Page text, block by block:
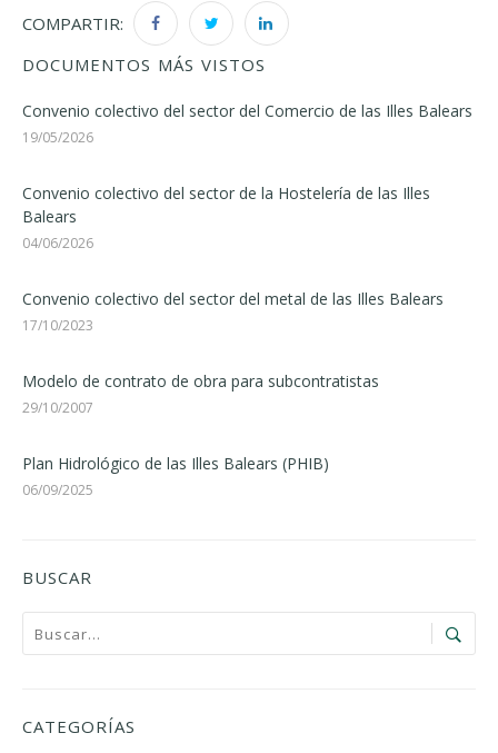
COMPARTIR:
DOCUMENTOS MÁS VISTOS
Convenio colectivo del sector del Comercio de las Illes Balears
19/05/2026
Convenio colectivo del sector de la Hostelería de las Illes
Balears
04/06/2026
Convenio colectivo del sector del metal de las Illes Balears
17/10/2023
Modelo de contrato de obra para subcontratistas
29/10/2007
Plan Hidrológico de las Illes Balears (PHIB)
06/09/2025
BUSCAR
CATEGORÍAS